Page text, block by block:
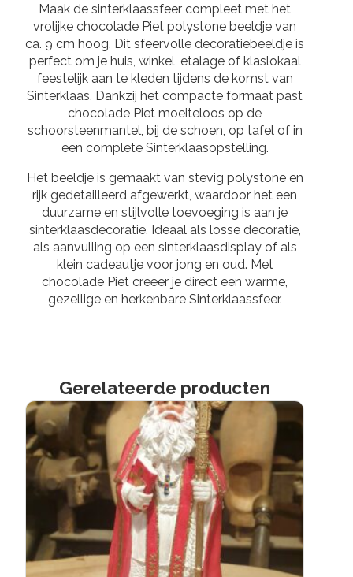
Maak de sinterklaassfeer compleet met het
vrolijke chocolade Piet polystone beeldje van
ca. 9 cm hoog. Dit sfeervolle decoratiebeeldje is
perfect om je huis, winkel, etalage of klaslokaal
feestelijk aan te kleden tijdens de komst van
Sinterklaas. Dankzij het compacte formaat past
chocolade Piet moeiteloos op de
schoorsteenmantel, bij de schoen, op tafel of in
een complete Sinterklaasopstelling.
Het beeldje is gemaakt van stevig polystone en
rijk gedetailleerd afgewerkt, waardoor het een
duurzame en stijlvolle toevoeging is aan je
sinterklaasdecoratie. Ideaal als losse decoratie,
als aanvulling op een sinterklaasdisplay of als
klein cadeautje voor jong en oud. Met
chocolade Piet creëer je direct een warme,
gezellige en herkenbare Sinterklaassfeer.
Gerelateerde producten